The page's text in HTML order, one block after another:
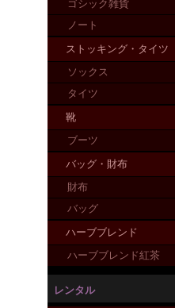
ゴシック雑貨
ノート
ストッキング・タイツ
ソックス
タイツ
靴
ブーツ
バッグ・財布
財布
バッグ
ハーブブレンド
ハーブブレンド紅茶
レンタル